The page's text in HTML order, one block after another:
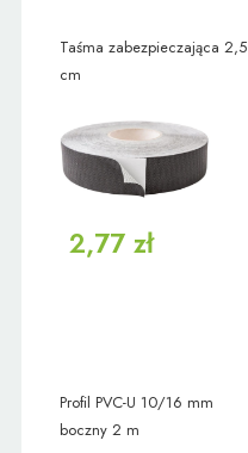
Taśma zabezpieczająca 2,5
cm
2,77 zł
Profil PVC-U 10/16 mm
boczny 2 m